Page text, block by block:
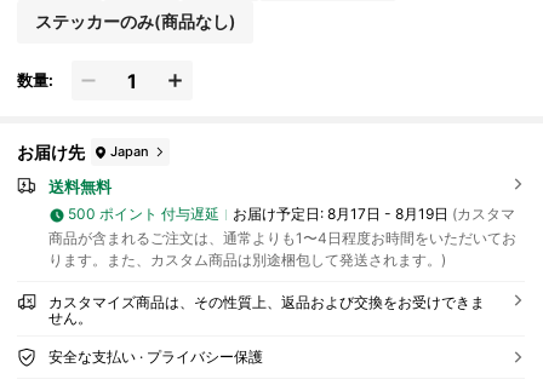
ステッカーのみ(商品なし)
数量:
お届け先 Japan
送料無料
500 ポイント 付与遅延 お届け予定日: 8月17日 - 8月19日 (カスタマ
商品が含まれるご注文は、通常よりも1〜4日程度お時間をいただいてお
ります。また、カスタム商品は別途梱包して発送されます。)
カスタマイズ商品は、その性質上、返品および交換をお受けできま
せん。
安全な支払い · プライバシー保護